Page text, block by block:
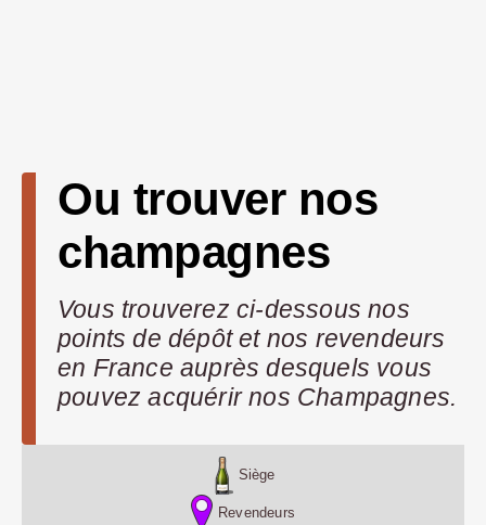
Ou trouver nos
champagnes
Vous trouverez ci-dessous nos
points de dépôt et nos revendeurs
en France auprès desquels vous
pouvez acquérir nos Champagnes.
Siège
Revendeurs